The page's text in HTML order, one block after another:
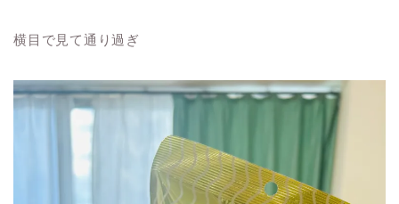
横目で見て通り過ぎ